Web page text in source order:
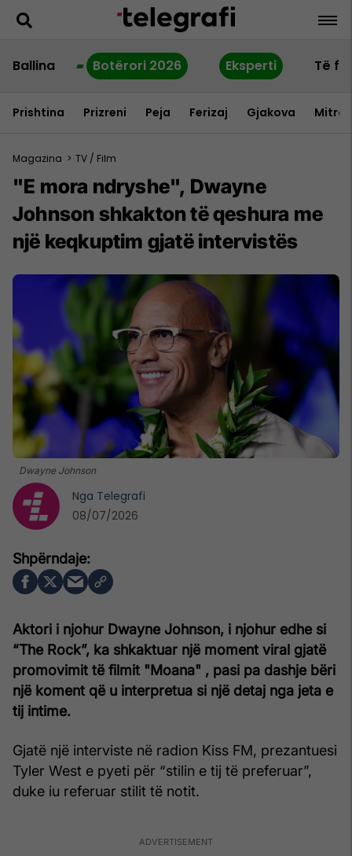
Ballina Botërori 2026 Eksperti Të
Prishtina Prizreni Peja Ferizaj Gjakova
Magazina > TV / Film
"E mora ndryshe", Dwayne
Johnson shkakton të qeshura me
një keqkuptim gjatë intervistës
Dwayne Johnson
Aktori i njohur Dwayne Johnson, i njohur edhe si
“The Rock”, ka shkaktuar një moment viral gjatë
promovimit të filmit "Moana" , pasi pa dashje bëri
një koment që u interpretua si një detaj nga jeta e
tij intime.
Gjatë një interviste në radion Kiss FM, prezantuesi
Tyler West e pyeti për “stilin e tij të preferuar”,
duke iu referuar stilit të notit.
Nga Telegrafi
08/07/2026